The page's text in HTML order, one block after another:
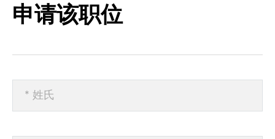
申请该职位
* 姓氏